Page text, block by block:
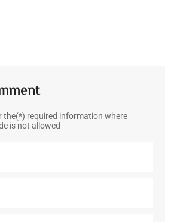
the(*) required information where
is not allowed